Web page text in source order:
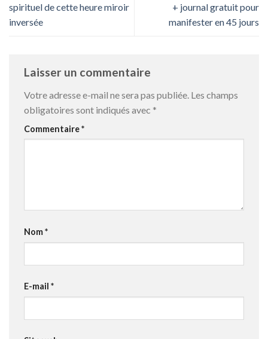
spirituel de cette heure miroir
inversée
+ journal gratuit pour
manifester en 45 jours
Laisser un commentaire
Votre adresse e-mail ne sera pas publiée. Les champs
obligatoires sont indiqués avec *
Commentaire*
Nom*
E-mail *